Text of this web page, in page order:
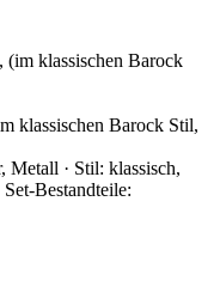
klassischen Barock Stil,
Metall · Stil: klassisch,
Bestandteile: